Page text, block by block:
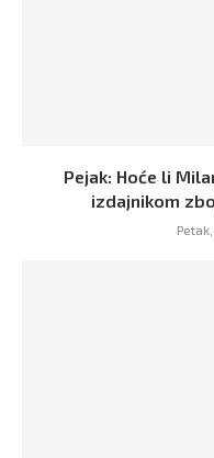
Pejak: Hoće li
izdajnikom